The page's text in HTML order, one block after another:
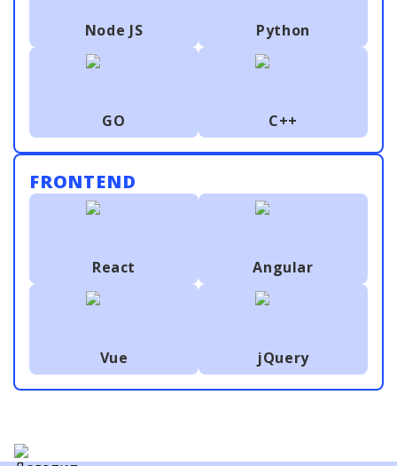
Node JS Python
GO C++
FRONTEND
React Angular
Vue jQuery